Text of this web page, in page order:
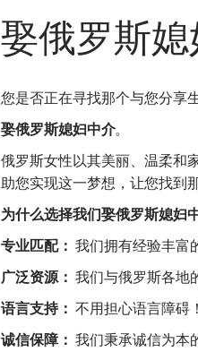
娶俄罗斯
您是否正在寻找那个与您分享
娶俄罗斯媳妇中介。
俄罗斯女性以其美丽、温柔和
助您实现这一梦想，让您找到
为什么选择我们娶俄罗斯媳妇
专业匹配： 我们拥有经验丰富
广泛资源： 我们与俄罗斯各地
语言支持： 不用担心语言障碍
诚信保障： 我们秉承诚信为本